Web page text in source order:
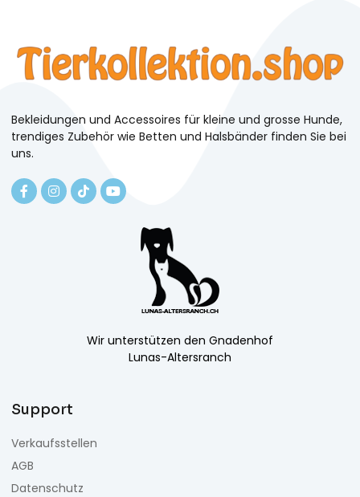
Bekleidungen und Accessoires für kleine und grosse Hunde,
trendiges Zubehör wie Betten und Halsbänder finden Sie bei
uns.
Wir unterstützen den Gnadenhof
Lunas-Altersranch
Support
Verkaufsstellen
AGB
Datenschutz